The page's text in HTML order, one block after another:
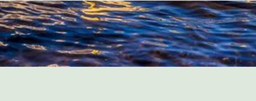
Bestel ook eens een vitaliserende en anti virale
LeMUria Aura ULURU Spray–te koop in 30 of
100 ml
Of de Uluru Rock – Rode Jaspis Healing